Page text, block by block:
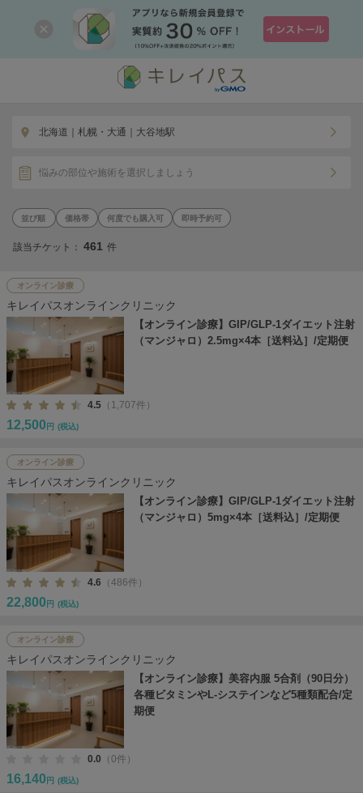
北海道｜札幌・大通｜大谷地駅
悩みの部位や施術を選択しましょう
価格帯 何度でも購入可 即時予約可
該当チケット： 461 件
オンライン診療
キレイパスオンラインクリニック
【オンライン診療】GIP/GLP-1ダイエット注射
（マンジャロ）2.5mg×4本［送料込］/定期便
4.5 （1,707件）
12,500 円 (税込)
オンライン診療
キレイパスオンラインクリニック
【オンライン診療】GIP/GLP-1ダイエット注射
（マンジャロ）5mg×4本［送料込］/定期便
4.6 （486件）
22,800 円 (税込)
オンライン診療
キレイパスオンラインクリニック
【オンライン診療】美容内服 5合剤（90日分）
各種ビタミンやL-システインなど5種類配合/定
期便
0.0 （0件）
16,140 円 (税込)